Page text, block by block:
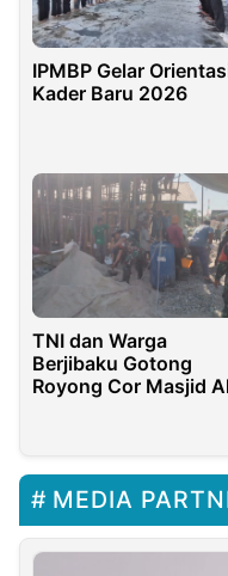
IPMBP Gelar
Kader Baru 2026
TNI dan Warga
Berjibaku Gotong
Royong Cor Masjid
MEDIA